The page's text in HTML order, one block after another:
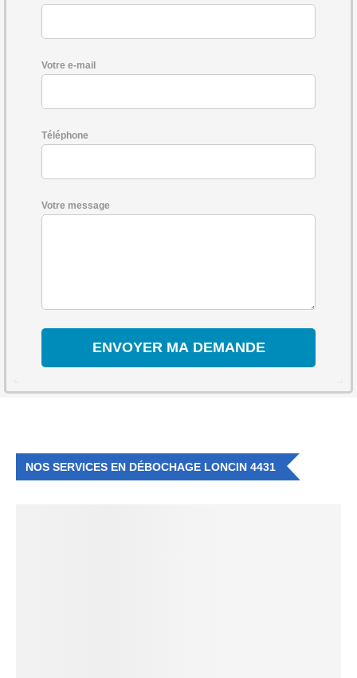
Votre e-mail
Téléphone
Votre message
NOS SERVICES EN DÉBOCHAGE LONCIN 4431